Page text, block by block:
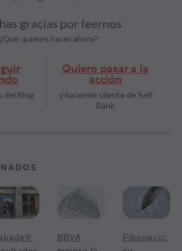
gracias por leernos
¿Qué quieres hacer ahora?
del Blog
Quiero pasar a la
acción
y hacerme cliente de Self
Bank
BBVA
Fibonacci: